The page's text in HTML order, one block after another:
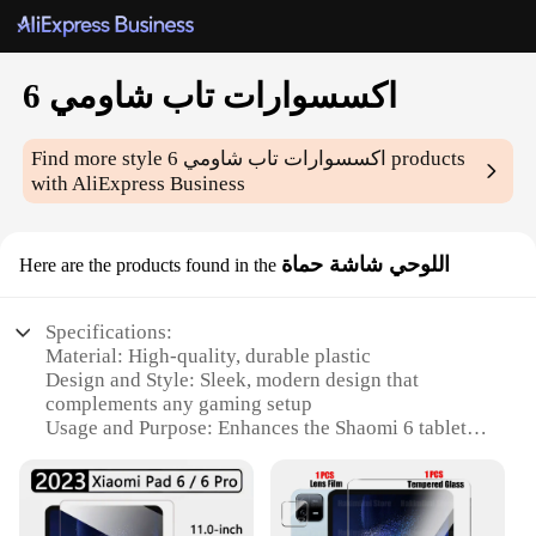
اكسسوارات تاب شاومي 6
Find more style اكسسوارات تاب شاومي 6 products
with AliExpress Business
Here are the products found in the اللوحي شاشة حماة
Specifications:
Material: High-quality, durable plastic
Design and Style: Sleek, modern design that
complements any gaming setup
Usage and Purpose: Enhances the Shaomi 6 tablet's
Typical Adaptive Scenario: Ideal for use in various
environments, from home to office
Shape or Size or Weight or Quantity: Lightweight